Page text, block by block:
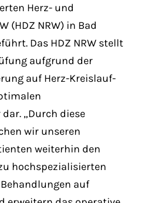
Herz- und
(HDZ NRW) in Bad
Das HDZ NRW stellt
aufgrund der
auf Herz-Kreislauf-
„Durch diese
wir unseren
weiterhin den
hochspezialisierten
auf